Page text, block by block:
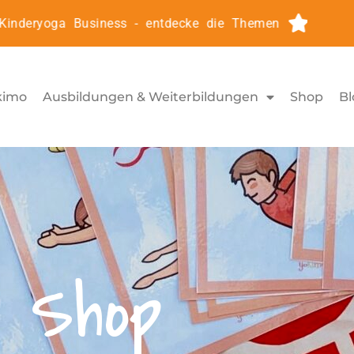
Business - entdecke die Themen
Ausbildungen & Weiterbildungen Shop
Shop